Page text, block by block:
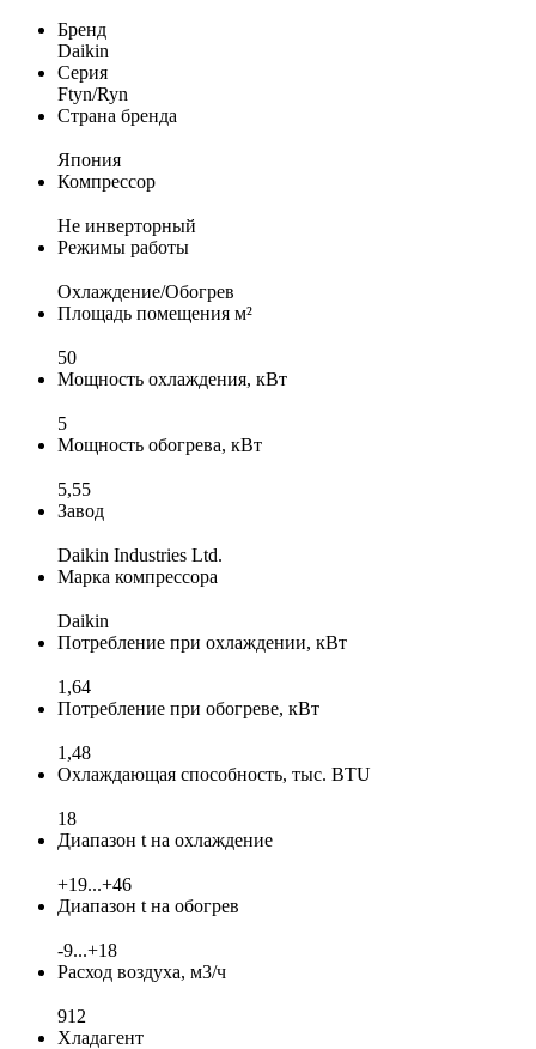
Бренд
Daikin
Серия
Ftyn/Ryn
Страна бренда
Япония
Компрессор
Не инверторный
Режимы работы
Охлаждение/Обогрев
Площадь помещения м²
50
Мощность охлаждения, кВт
5
Мощность обогрева, кВт
5,55
Завод
Daikin Industries Ltd.
Марка компрессора
Daikin
Потребление при охлаждении, кВт
1,64
Потребление при обогреве, кВт
1,48
Охлаждающая способность, тыс. BTU
18
Диапазон t на охлаждение
+19...+46
Диапазон t на обогрев
-9...+18
Расход воздуха, м3/ч
912
Хладагент